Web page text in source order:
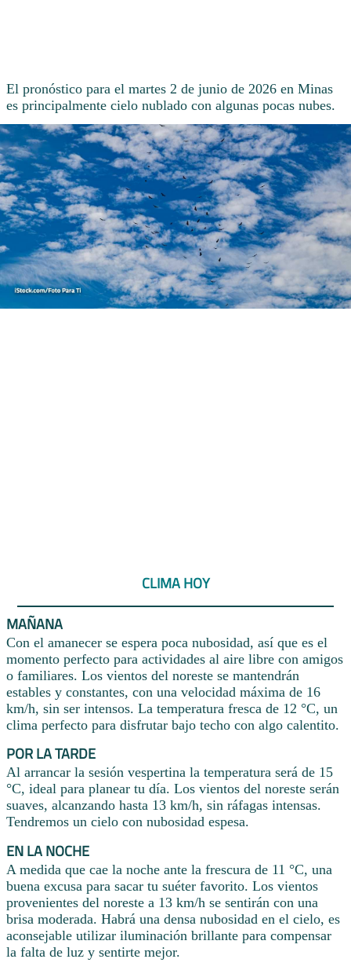
El pronóstico para el martes 2 de junio de 2026 en Minas
es principalmente cielo nublado con algunas pocas nubes.
CLIMA HOY
MAÑANA
Con el amanecer se espera poca nubosidad, así que es el
momento perfecto para actividades al aire libre con amigos
o familiares. Los vientos del noreste se mantendrán
estables y constantes, con una velocidad máxima de 16
km/h, sin ser intensos. La temperatura fresca de 12 °C, un
clima perfecto para disfrutar bajo techo con algo calentito.
POR LA TARDE
Al arrancar la sesión vespertina la temperatura será de 15
°C, ideal para planear tu día. Los vientos del noreste serán
suaves, alcanzando hasta 13 km/h, sin ráfagas intensas.
Tendremos un cielo con nubosidad espesa.
EN LA NOCHE
A medida que cae la noche ante la frescura de 11 °C, una
buena excusa para sacar tu suéter favorito. Los vientos
provenientes del noreste a 13 km/h se sentirán con una
brisa moderada. Habrá una densa nubosidad en el cielo, es
aconsejable utilizar iluminación brillante para compensar
la falta de luz y sentirte mejor.